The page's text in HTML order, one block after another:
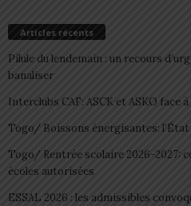
Articles récents
Pilule du lendemain : un recours
banaliser
Interclubs CAF: ASCK et ASKO face
Togo/ Boissons énergisantes:
Togo/ Rentrée scolaire 2026-2027:
écoles autorisées
ESSAL 2026 : les admissibles